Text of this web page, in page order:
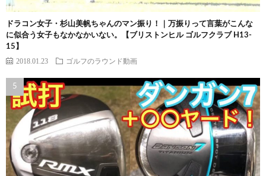
ドラコン女子・杉山美帆ちゃんのマン振り！｜万振りって言葉がこんな
に似合う女子もなかなかいない。【ブリストンヒル ゴルフクラブ H13-
15】
2018.01.23 ゴルフのラウンド動画